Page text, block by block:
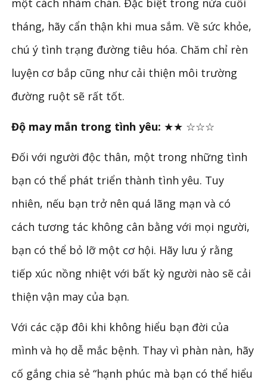
một cách nhàm chán. Đặc biệt trong nửa cuối
tháng, hãy cẩn thận khi mua sắm. Về sức khỏe,
chú ý tình trạng đường tiêu hóa. Chăm chỉ rèn
luyện cơ bắp cũng như cải thiện môi trường
đường ruột sẽ rất tốt.
Độ may mắn trong tình yêu: ★★ ☆☆☆
Đối với người độc thân, một trong những tình
bạn có thể phát triển thành tình yêu. Tuy
nhiên, nếu bạn trở nên quá lãng mạn và có
cách tương tác không cân bằng với mọi người,
bạn có thể bỏ lỡ một cơ hội. Hãy lưu ý rằng
tiếp xúc nồng nhiệt với bất kỳ người nào sẽ cải
thiện vận may của bạn.
Với các cặp đôi khi không hiểu bạn đời của
mình và họ dễ mắc bệnh. Thay vì phàn nàn, hãy
cố gắng chia sẻ “hạnh phúc mà bạn có thể hiểu